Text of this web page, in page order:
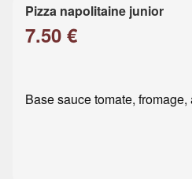
Pizza napolitaine junior
7.50 €
Base sauce tomate,